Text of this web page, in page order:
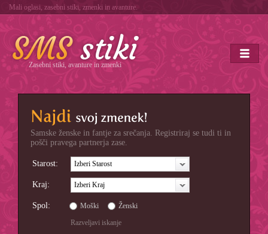
Mali oglasi, zasebni stiki, zmenki in avanture.
Zasebni stiki, avanture in zmenki
Samske ženske in fantje za srečanja. Registriraj se tudi ti in
pošči pravega partnerja zase.
Starost: Izberi Starost
Kraj: Izberi Kraj
Spol: Moški
Ženski
Razveljavi iskanje